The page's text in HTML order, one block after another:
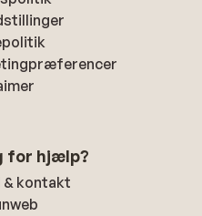
for hjælp?
& kontakt